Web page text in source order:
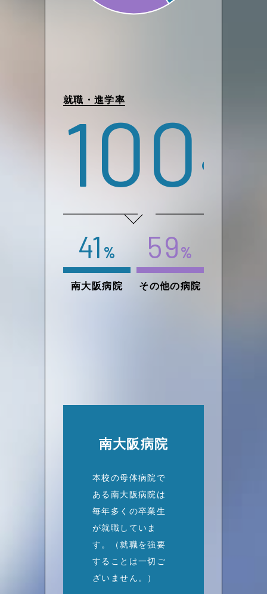
就職・進学率
100%
41 %
南大阪病院
59 %
その他の病院
南大阪病院
本校の母体病院で
ある南大阪病院は
毎年多くの卒業生
が就職していま
す。（就職を強要
することは一切ご
ざいません。）